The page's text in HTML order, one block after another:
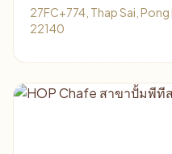
27FC+774, Thap Sai,
22140